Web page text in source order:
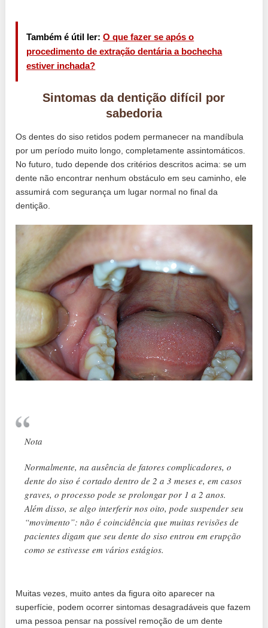
Também é útil ler:O que fazer se após o
procedimento de extração dentária a bochecha
estiver inchada?
Sintomas da dentição difícil por
sabedoria
Os dentes do siso retidos podem permanecer na mandíbula
por um período muito longo, completamente assintomáticos.
No futuro, tudo depende dos critérios descritos acima: se um
dente não encontrar nenhum obstáculo em seu caminho, ele
assumirá com segurança um lugar normal no final da
dentição.
Nota
Normalmente, na ausência de fatores complicadores, o
dente do siso é cortado dentro de 2 a 3 meses e, em casos
graves, o processo pode se prolongar por 1 a 2 anos.
Além disso, se algo interferir nos oito, pode suspender seu
“movimento”: não é coincidência que muitas revisões de
pacientes digam que seu dente do siso entrou em erupção
como se estivesse em vários estágios.
Muitas vezes, muito antes da figura oito aparecer na
superfície, podem ocorrer sintomas desagradáveis ​​que fazem
uma pessoa pensar na possível remoção de um dente